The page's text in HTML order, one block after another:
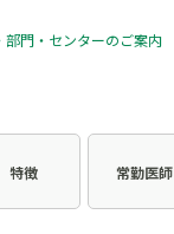
部門・センターのご案内
特徴 常勤医師